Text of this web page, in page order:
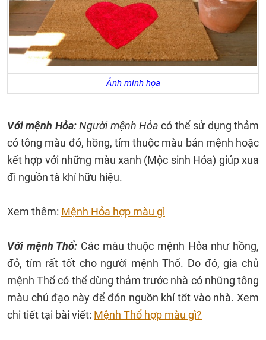
Ảnh minh họa
Với mệnh Hỏa: Người mệnh Hỏa có thể sử dụng thảm
có tông màu đỏ, hồng, tím thuộc màu bản mệnh hoặc
kết hợp với những màu xanh (Mộc sinh Hỏa) giúp xua
đi nguồn tà khí hữu hiệu.
Xem thêm: Mệnh Hỏa hợp màu gì
Với mệnh Thổ: Các màu thuộc mệnh Hỏa như hồng,
đỏ, tím rất tốt cho người mệnh Thổ. Do đó, gia chủ
mệnh Thổ có thể dùng thảm trước nhà có những tông
màu chủ đạo này để đón nguồn khí tốt vào nhà. Xem
chi tiết tại bài viết: Mệnh Thổ hợp màu gì?